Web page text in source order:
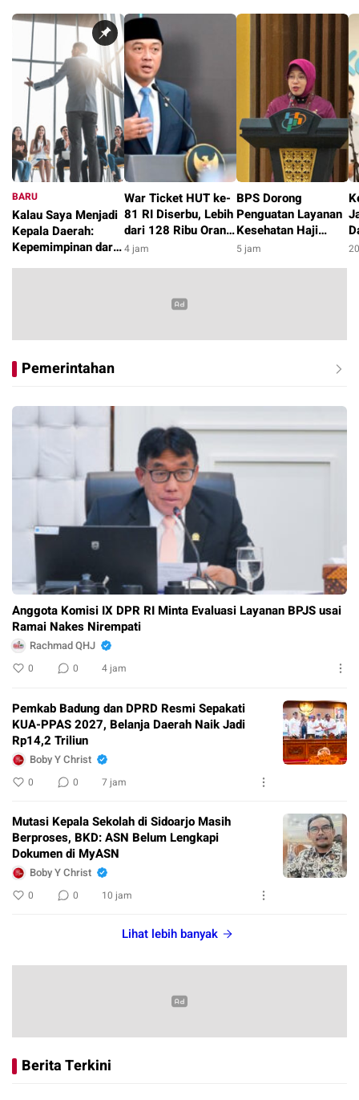
BARU
Kalau Saya Menjadi
Kepala Daerah:
Kepemimpinan dari
2 jam
War Ticket HUT ke-
81 RI Diserbu, Lebih
dari 128 Ribu Orang
Daftar pada Hari
4 jam
BPS Dorong
Penguatan Layanan
Kesehatan Haji
dengan 36,6 Persen
5 jam
Pemerintahan
Anggota Komisi IX DPR RI Minta Evaluasi Layanan BPJS usai
Ramai Nakes Nirempati
Rachmad QHJ
0 0 4 jam
Pemkab Badung dan DPRD Resmi Sepakati
KUA-PPAS 2027, Belanja Daerah Naik Jadi
Rp14,2 Triliun
Boby Y Christ
0 0 7 jam
Mutasi Kepala Sekolah di Sidoarjo Masih
Berproses, BKD: ASN Belum Lengkapi
Dokumen di MyASN
Boby Y Christ
0 0 10 jam
Lihat lebih banyak
Berita Terkini